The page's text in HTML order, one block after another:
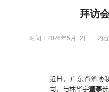
拜访
时间：2026年5月12日 内